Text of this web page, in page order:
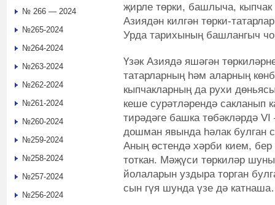
җирле төрки, башлыча,
Азиядән килгән төрки-
Урда тарихының башлангыч
Үзәк Азиядә яшәгән
татарларның һәм аларның
кыпчакларның да рухи
кеше сурәтләрендә сакланып
тирәдәге башка төбәкләрдә
дошман явында һәлак булган
Аның өстендә хәрби кием,
тоткан. Мәҗүси төркиләр
йолаларын уздыра торган
сын гүя шунда үзе дә
№ 266 — 2024
№265-2024
№264-2024
№263-2024
№262-2024
№261-2024
№260-2024
№259-2024
№258-2024
№257-2024
№256-2024